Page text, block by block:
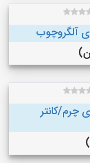
آلگروچوب
چرم/کانتر